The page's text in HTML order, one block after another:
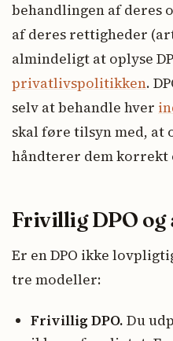
behandlingen af deres
af deres rettigheder
almindeligt at oplyse
privatlivspolitikken.
selv at behandle hver
skal føre tilsyn med, at
håndterer dem korrekt
Frivillig DPO
Er en DPO ikke
tre modeller:
Frivillig DPO. Du